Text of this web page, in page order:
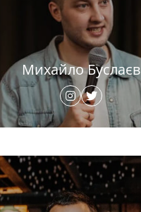
Михайло Буслаєв